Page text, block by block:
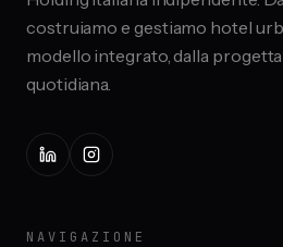
costruiamo e gestiamo hotel
modello integrato, dalla
quotidiana.
NAVIGAZIONE